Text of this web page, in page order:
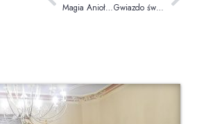
Magia Anioła – podsumowanie konkursu Gwiazdo świeć, kolędo leć!